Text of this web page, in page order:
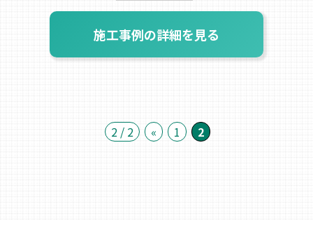
施工事例の詳細を見る
2 / 2 « 1 2